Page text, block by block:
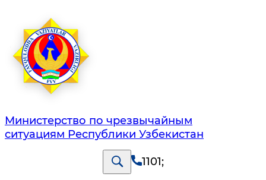
Министерство по чрезвычайным
ситуациям Республики Узбекистан
1101;